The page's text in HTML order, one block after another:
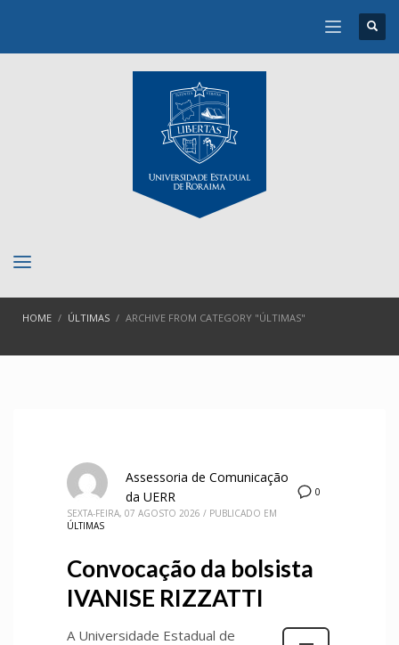
HOME ÚLTIMAS ARCHIVE FROM CATEGORY "ÚLTIMAS"
0
Assessoria de Comunicação
da UERR
SEXTA-FEIRA, 07 AGOSTO 2026 / PUBLICADO EM
ÚLTIMAS
Convocação da bolsista
IVANISE RIZZATTI
A Universidade Estadual de